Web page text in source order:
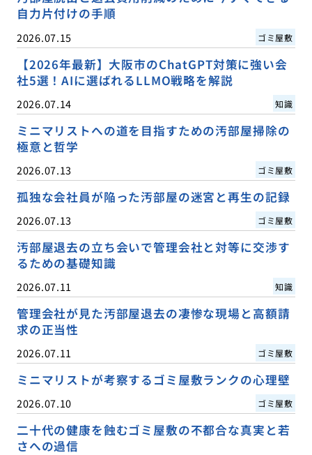
自力片付けの手順
2026.07.15 ゴミ屋敷
【2026年最新】大阪市のChatGPT対策に強い会
社5選！AIに選ばれるLLMO戦略を解説
2026.07.14 知識
ミニマリストへの道を目指すための汚部屋掃除の
極意と哲学
2026.07.13 ゴミ屋敷
孤独な会社員が陥った汚部屋の迷宮と再生の記録
2026.07.13 ゴミ屋敷
汚部屋退去の立ち会いで管理会社と対等に交渉す
るための基礎知識
2026.07.11 知識
管理会社が見た汚部屋退去の凄惨な現場と高額請
求の正当性
2026.07.11 ゴミ屋敷
ミニマリストが考察するゴミ屋敷ランクの心理壁
2026.07.10 ゴミ屋敷
二十代の健康を蝕むゴミ屋敷の不都合な真実と若
さへの過信